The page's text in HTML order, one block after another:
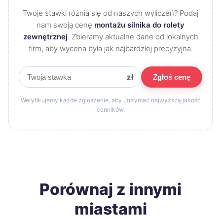
Twoje stawki różnią się od naszych wyliczeń? Podaj
nam swoją cenę montażu silnika do rolety
zewnętrznej. Zbieramy aktualne dane od lokalnych
firm, aby wycena była jak najbardziej precyzyjna.
zł Zgłoś cenę
Weryfikujemy każde zgłoszenie, aby utrzymać najwyższą jakość
cenników.
Porównaj z innymi
miastami